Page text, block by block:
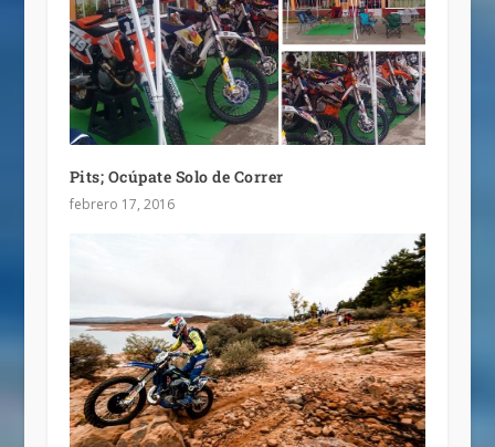
Pits; Ocúpate Solo de Correr
febrero 17, 2016